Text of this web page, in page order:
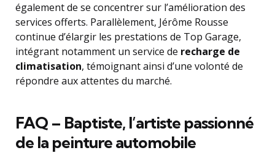
également de se concentrer sur l’amélioration des
services offerts. Parallèlement, Jérôme Rousse
continue d’élargir les prestations de Top Garage,
intégrant notamment un service de recharge de
climatisation, témoignant ainsi d’une volonté de
répondre aux attentes du marché.
FAQ – Baptiste, l’artiste passionné
de la peinture automobile